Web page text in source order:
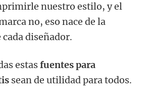
nuestro estilo, y el
no, eso nace de la
diseñador.
estasfuentes para
sean de utilidad para todos.